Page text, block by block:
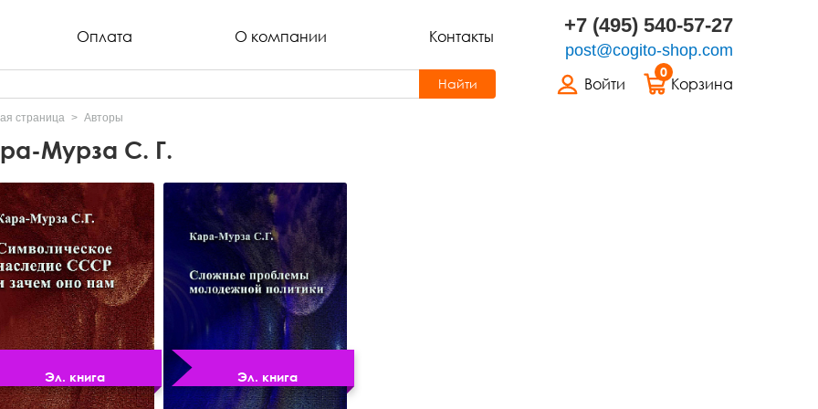
Оплата О компании Контакты +7 (495) 540-57-27
post@cogito-shop.com
Войти
0
Корзина
Найти
страница Авторы
Мурза С. Г.
Эл. книга Эл. книга